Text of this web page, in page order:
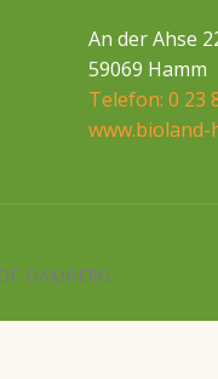
An der Ahse
59069 Hamm
Telefon: 0 23
DAMBERG